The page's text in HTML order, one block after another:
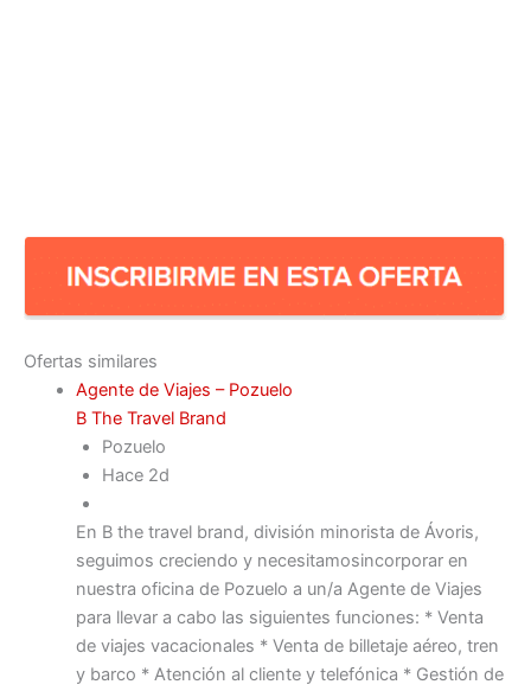
Ofertas similares
Agente de Viajes – Pozuelo
B The Travel Brand
Pozuelo
Hace 2d
En B the travel brand, división minorista de Ávoris,
seguimos creciendo y necesitamosincorporar en
nuestra oficina de Pozuelo a un/a Agente de Viajes
para llevar a cabo las siguientes funciones: * Venta
de viajes vacacionales * Venta de billetaje aéreo, tren
y barco * Atención al cliente y telefónica * Gestión de